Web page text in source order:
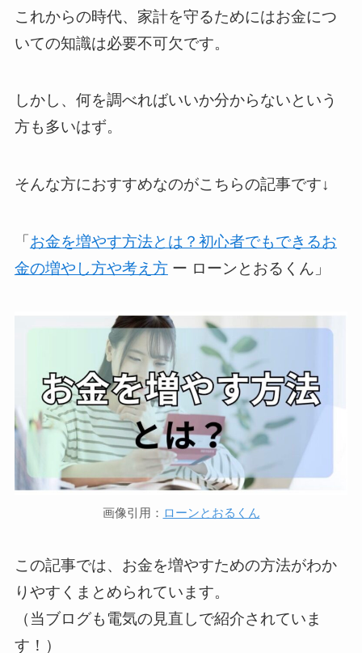
これからの時代、家計を守るためにはお金につ
いての知識は必要不可欠です。
しかし、何を調べればいいか分からないという
方も多いはず。
そんな方におすすめなのがこちらの記事です↓
「お金を増やす方法とは？初心者でもできるお
金の増やし方や考え方ー ローンとおるくん」
画像引用： ローンとおるくん
この記事では、お金を増やすための方法がわか
りやすくまとめられています。
（当ブログも電気の見直しで紹介されていま
す！）